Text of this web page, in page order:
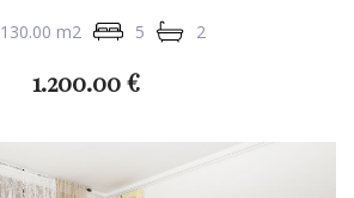
130.00 m2 5 2
1.200.00 €